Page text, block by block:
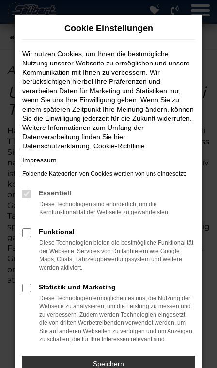
Zum
Hauptinhalt
springen
0
Audi TTS in Berlin günstig kaufen
Unterwegs in Berlin: Audi
TTS online kaufen
Haben Sie schon einmal daran gedacht, einen Audi
TTS online zu kaufen? Der Vorteil besteht darin, dass
Sie bei uns auch eine Lieferung direkt zu Ihnen
nach Berlin oder die Umgebung erhalten. Qualitativ
ist der Audi TTS wie geschaffen für Berlin. Hinzu
kommt, dass wir dieses herausragende Fahrzeug
online sowohl als Neuwagen als auch als
Gebrauchtwagen sowie als Jahreswagen und
Tageszulassung anbieten. Sie schöpfen also
sprichwörtlich „aus dem Vollen“ und steigen künftig
ganz sicher in ein außergewöhnlich zuverlässiges
Fahrzeuge. Damit nicht genug: Auto Auto Seubert
GmbH lässt beim Kauf eines Audi TTS für Berlin
ordentlich die Preise purzeln und räumt Ihnen
attraktive Rabatte ein.
Fehler: Network Error
Beim Laden ist ein Fehler aufgetreten.
Hier sind ein paar Tipps, die dir helfen können:
Cookie Einstellungen
Wir nutzen Cookies, um Ihnen die bestmögliche
Nutzung unserer Webseite zu ermöglichen und unsere
Kommunikation mit Ihnen zu verbessern. Wir
berücksichtigen hierbei Ihre Präferenzen und
verarbeiten Daten für Marketing und Statistiken nur,
wenn Sie uns Ihre Einwilligung geben. Wenn Sie zu
einem späteren Zeitpunkt Ihre Meinung ändern, können
Sie die Einwilligung jederzeit für die Zukunft widerrufen.
Weitere Informationen zum Umfang der
Datenverarbeitung finden Sie hier:
Datenschutzerklärung Cookie-Richtlinie
Impressum
Folgende Kategorien von Cookies werden von uns eingesetzt:
Essentiell
Diese Technologien sind erforderlich, um die
Kernfunktionalität der Webseite zu gewährleisten.
Funktional
Diese Technologien bieten die bestmögliche Funktionalität
der Webseite. Services von Drittanbietern wie Google
Maps, Chats, Fahrzeugbewertungssystem und weitere
werden aktiviert.
Statistik und Marketing
Diese Technologien ermöglichen es uns, die Nutzung der
Webseite zu analysieren, um die Leistung zu messen und
zu verbessern. Zudem werden Technologien eingesetzt,
die von dritten Werbetreibenden verwendet werden, um
Sie auf anderen Webseiten zu verfolgen und um Anzeigen
zu schalten, die für Ihre Interessen relevant sind.
Speichern